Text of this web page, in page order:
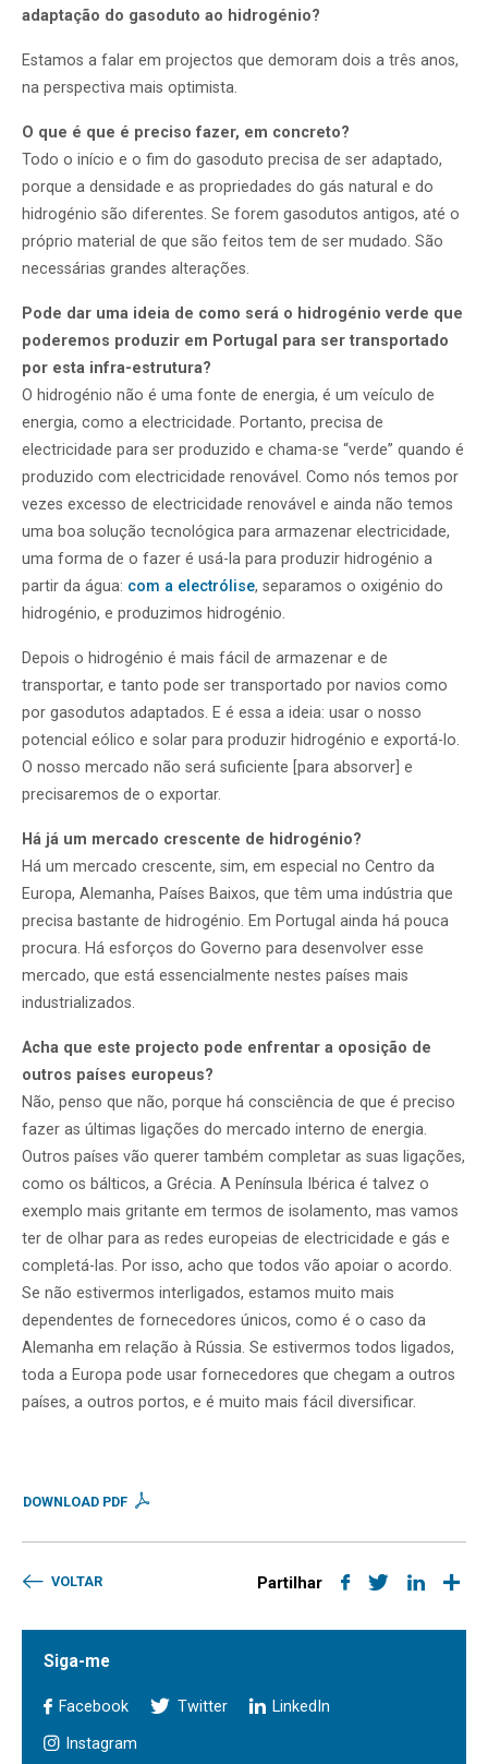
adaptação do gasoduto ao hidrogénio?
Estamos a falar em projectos que demoram dois a três anos,
na perspectiva mais optimista.
O que é que é preciso fazer, em concreto?
Todo o início e o fim do gasoduto precisa de ser adaptado,
porque a densidade e as propriedades do gás natural e do
hidrogénio são diferentes. Se forem gasodutos antigos, até o
próprio material de que são feitos tem de ser mudado. São
necessárias grandes alterações.
Pode dar uma ideia de como será o hidrogénio verde que
poderemos produzir em Portugal para ser transportado
por esta infra-estrutura?
O hidrogénio não é uma fonte de energia, é um veículo de
energia, como a electricidade. Portanto, precisa de
electricidade para ser produzido e chama-se “verde” quando é
produzido com electricidade renovável. Como nós temos por
vezes excesso de electricidade renovável e ainda não temos
uma boa solução tecnológica para armazenar electricidade,
uma forma de o fazer é usá-la para produzir hidrogénio a
partir da água: com a electrólise, separamos o oxigénio do
hidrogénio, e produzimos hidrogénio.
Depois o hidrogénio é mais fácil de armazenar e de
transportar, e tanto pode ser transportado por navios como
por gasodutos adaptados. E é essa a ideia: usar o nosso
potencial eólico e solar para produzir hidrogénio e exportá-lo.
O nosso mercado não será suficiente [para absorver] e
precisaremos de o exportar.
Há já um mercado crescente de hidrogénio?
Há um mercado crescente, sim, em especial no Centro da
Europa, Alemanha, Países Baixos, que têm uma indústria que
precisa bastante de hidrogénio. Em Portugal ainda há pouca
procura. Há esforços do Governo para desenvolver esse
mercado, que está essencialmente nestes países mais
industrializados.
Acha que este projecto pode enfrentar a oposição de
outros países europeus?
Não, penso que não, porque há consciência de que é preciso
fazer as últimas ligações do mercado interno de energia.
Outros países vão querer também completar as suas ligações,
como os bálticos, a Grécia. A Península Ibérica é talvez o
exemplo mais gritante em termos de isolamento, mas vamos
ter de olhar para as redes europeias de electricidade e gás e
completá-las. Por isso, acho que todos vão apoiar o acordo.
Se não estivermos interligados, estamos muito mais
dependentes de fornecedores únicos, como é o caso da
Alemanha em relação à Rússia. Se estivermos todos ligados,
toda a Europa pode usar fornecedores que chegam a outros
países, a outros portos, e é muito mais fácil diversificar.
DOWNLOAD PDF
VOLTAR Partilhar
Siga-me
Facebook Twitter LinkedIn
Instagram